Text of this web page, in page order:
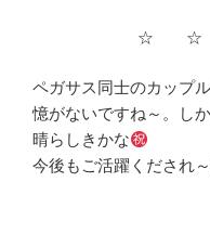
☆
ペガサス同士のカップ
憶がないですね～。し
晴らしきかな
今後もご活躍くだされ